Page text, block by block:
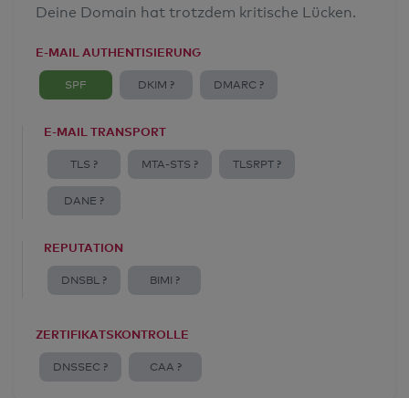
Deine Domain hat trotzdem kritische Lücken.
E-MAIL AUTHENTISIERUNG
SPF DKIM ? DMARC ?
E-MAIL TRANSPORT
TLS ? MTA-STS ? TLSRPT ?
DANE ?
REPUTATION
DNSBL ? BIMI ?
ZERTIFIKATSKONTROLLE
DNSSEC ? CAA ?